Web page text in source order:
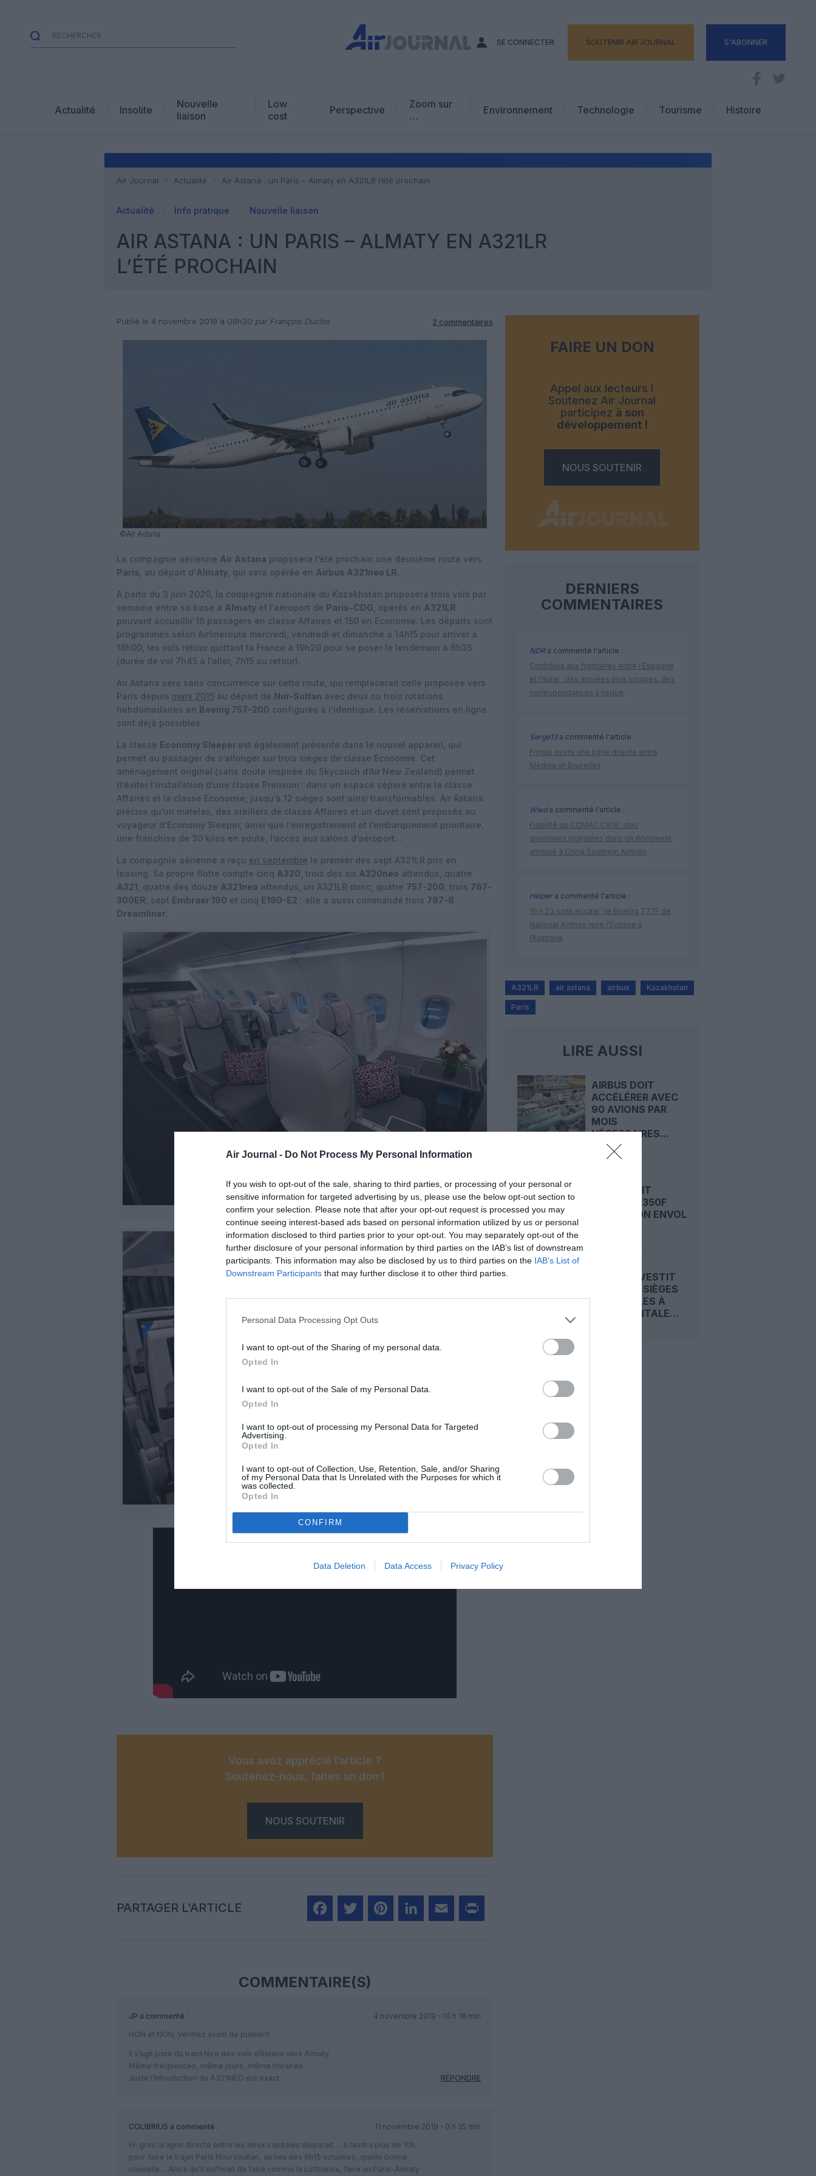
Air Journal - Do Not Process My Personal Information
If you wish to opt-out of the sale, sharing to third parties, or processing of your personal or
sensitive information for targeted advertising by us, please use the below opt-out section to
confirm your selection. Please note that after your opt-out request is processed you may
continue seeing interest-based ads based on personal information utilized by us or personal
information disclosed to third parties prior to your opt-out. You may separately opt-out of the
further disclosure of your personal information by third parties on the IAB’s list of downstream
participants. This information may also be disclosed by us to third parties on the IAB’s List of
Downstream Participants that may further disclose it to other third parties.
Personal Data Processing Opt Outs
I want to opt-out of the Sharing of my personal data.
Opted In
I want to opt-out of the Sale of my Personal Data.
Opted In
I want to opt-out of processing my Personal Data for Targeted
Advertising.
Opted In
I want to opt-out of Collection, Use, Retention, Sale, and/or Sharing
of my Personal Data that Is Unrelated with the Purposes for which it
was collected.
Opted In
CONFIRM
Data Deletion Data Access Privacy Policy
SE CONNECTER SOUTENIR AIR JOURNAL S'ABONNER
Actualité Insolite
Nouvelle
liaison
Low
cost
Perspective
Zoom sur
…
Avis d’expert
Environnement Technologie
Tourisme
Hôtellerie
Histoire
Air Journal Actualité Air Astana : un Paris – Almaty en A321LR l’été prochain
Actualité Info pratique Nouvelle liaison
AIR ASTANA : UN PARIS – ALMATY EN A321LR
L’ÉTÉ PROCHAIN
Publié le 4 novembre 2019 à 08h30 par François Duclos 2 commentaires
©Air Astana
La compagnie aérienne Air Astana proposera l’été prochain une deuxième route vers
Paris , au départ d’Almaty , qui sera opérée en Airbus A321neo LR.
A partir du 3 juin 2020, la compagnie nationale du Kazakhstan proposera trois vols par
semaine entre sa base à Almaty et l’aéroport de Paris-CDG , opérés en A321LR
pouvant accueillir 16 passagers en classe Affaires et 150 en Economie. Les départs sont
programmés selon Airlineroute mercredi, vendredi et dimanche à 14h15 pour arriver à
18h00, les vols retour quittant la France à 19h20 pour se poser le lendemain à 6h35
(durée de vol 7h45 à l’aller, 7h15 au retour).
Air Astana sera sans concurrence sur cette route, qui remplacerait celle proposée vers
Paris depuis mars 2015 au départ de Nur-Sultan avec deux ou trois rotations
hebdomadaires en Boeing 757-200 configurés à l’identique. Les réservations en ligne
sont déjà possibles.
La classe Economy Sleeper est également présente dans le nouvel appareil, qui
permet au passager de s’allonger sur trois sièges de classe Economie. Cet
aménagement original (sans doute inspirée du Skycouch d’Air New Zealand) permet
d’éviter l’installation d’une classe Premium : dans un espace séparé entre la classe
Affaires et la classe Economie, jusqu’à 12 sièges sont ainsi transformables. Air Astana
précise qu’un matelas, des oreillers de classe Affaires et un duvet sont proposés au
voyageur d’Economy Sleeper, ainsi que l’enregistrement et l’embarquement prioritaire,
une franchise de 30 kilos en soute, l’accès aux salons d’aéroport…
La compagnie aérienne a reçu en septembre le premier des sept A321LR pris en
leasing. Sa propre flotte compte cinq A320 , trois des six A320neo attendus, quatre
A321 , quatre des douze A321neo attendus, un A321LR donc, quatre 757-200 , trois 767-
300ER , sept Embraer 190 et cinq E190-E2 ; elle a aussi commandé trois 787-8
Dreamliner.
©Air Astana
©Air Astana
Vous avez apprécié l’article ?
Soutenez-nous, faites un don !
NOUS SOUTENIR
PARTAGER L'ARTICLE
COMMENTAIRE(S)
JP a commenté :
4 novembre 2019 - 10 h 18 min
NON et NON; Vérifiez avant de publier!!
Il s’agit juste du transfère des vols d’Astana vers Almaty.
Même fréquences, même jours, même horaires.
Juste l’introduction du A321NEO est exact.
RÉPONDRE
COLIBRIUS a commenté :
11 novembre 2019 - 0 h 35 min
En gros la ligne directe entre les deux capitales disparait…. Il faudra plus de 10h
pour faire le trajet Paris Noursoultan, au lieu des 6h15 actuelles, quelle bonne
nouvelle… Alors qu’il suffisait de faire comme la Lufthansa, faire un Paris-Almaty
FAIRE UN DON
Appel aux lecteurs !
Soutenez Air Journal
participez à son
développement !
NOUS SOUTENIR
DERNIERS
COMMENTAIRES
NDRa commenté l'article :
Contrôles aux frontières entre l’Espagne
et l’Italie : des arrivées plus longues, des
correspondances à risque
Serge13a commenté l'article :
Flynas ouvre une ligne directe entre
Médine et Bruxelles
Wwda commenté l'article :
Fiabilité du COMAC C919 : des
anomalies signalées dans un document
attribué à China Southern Airlines
Helpera commenté l'article :
19 h 23 sans escale : le Boeing 777F de
National Airlines relie l’Écosse à
l’Australie
A321LR air astana airbus Kazakhstan
Paris
LIRE AUSSI
AIRBUS DOIT
ACCÉLÉRER AVEC
90 AVIONS PAR
MOIS
NÉCESSAIRES...
AIRBUS FAIT
VIBRER L’A350F
AVANT SON ENVOL
BEOND INVESTIT
DANS 256 SIÈGES
INCLINABLES À
L’HORIZONTALE...